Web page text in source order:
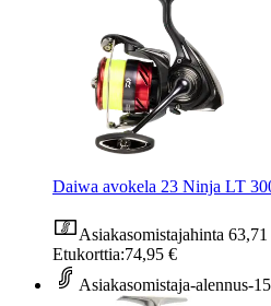
Daiwa avokela 23 Ninja LT
Asiakasomistajahinta 63,71
Etukorttia:74,95 €
Asiakasomistaja-alennus-